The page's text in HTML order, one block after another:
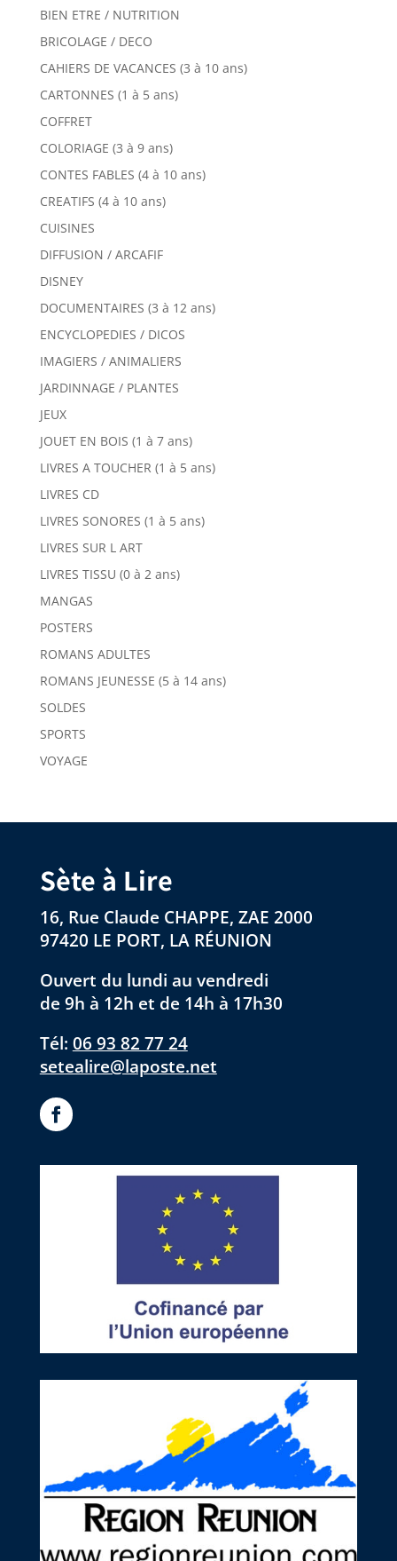
BIEN ETRE / NUTRITION
BRICOLAGE / DECO
CAHIERS DE VACANCES (3 à 10 ans)
CARTONNES (1 à 5 ans)
COFFRET
COLORIAGE (3 à 9 ans)
CONTES FABLES (4 à 10 ans)
CREATIFS (4 à 10 ans)
CUISINES
DIFFUSION / ARCAFIF
DISNEY
DOCUMENTAIRES (3 à 12 ans)
ENCYCLOPEDIES / DICOS
IMAGIERS / ANIMALIERS
JARDINNAGE / PLANTES
JEUX
JOUET EN BOIS (1 à 7 ans)
LIVRES A TOUCHER (1 à 5 ans)
LIVRES CD
LIVRES SONORES (1 à 5 ans)
LIVRES SUR L ART
LIVRES TISSU (0 à 2 ans)
MANGAS
POSTERS
ROMANS ADULTES
ROMANS JEUNESSE (5 à 14 ans)
SOLDES
SPORTS
VOYAGE
Sète à Lire
16, Rue Claude CHAPPE, ZAE 2000
97420 LE PORT, LA RÉUNION
Ouvert du lundi au vendredi
de 9h à 12h et de 14h à 17h30
Tél: 06 93 82 77 24
setealire@laposte.net